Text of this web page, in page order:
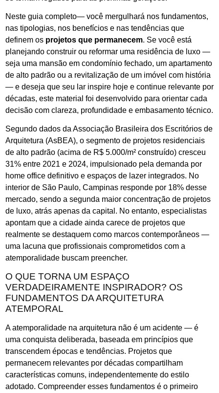
Neste guia completo— você mergulhará nos fundamentos,
nas tipologias, nos benefícios e nas tendências que
definem os projetos que permanecem. Se você está
planejando construir ou reformar uma residência de luxo —
seja uma mansão em condomínio fechado, um apartamento
de alto padrão ou a revitalização de um imóvel com história
— e deseja que seu lar inspire hoje e continue relevante por
décadas, este material foi desenvolvido para orientar cada
decisão com clareza, profundidade e embasamento técnico.
Segundo dados da Associação Brasileira dos Escritórios de
Arquitetura (AsBEA), o segmento de projetos residenciais
de alto padrão (acima de R$ 5.000/m² construído) cresceu
31% entre 2021 e 2024, impulsionado pela demanda por
home office definitivo e espaços de lazer integrados. No
interior de São Paulo, Campinas responde por 18% desse
mercado, sendo a segunda maior concentração de projetos
de luxo, atrás apenas da capital. No entanto, especialistas
apontam que a cidade ainda carece de projetos que
realmente se destaquem como marcos contemporâneos —
uma lacuna que profissionais comprometidos com a
atemporalidade buscam preencher.
O QUE TORNA UM ESPAÇO
VERDADEIRAMENTE INSPIRADOR? OS
FUNDAMENTOS DA ARQUITETURA
ATEMPORAL
A atemporalidade na arquitetura não é um acidente — é
uma conquista deliberada, baseada em princípios que
transcendem épocas e tendências. Projetos que
permanecem relevantes por décadas compartilham
características comuns, independentemente do estilo
adotado. Compreender esses fundamentos é o primeiro